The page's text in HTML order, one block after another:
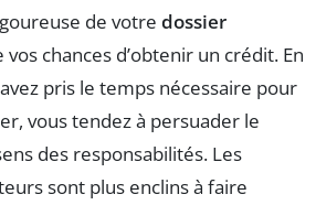
de votre dossier
chances d’obtenir un crédit. En
pris le temps nécessaire pour
vous tendez à persuader le
des responsabilités. Les
sont plus enclins à faire